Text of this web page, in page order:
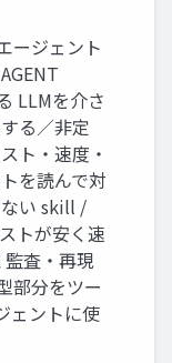
ージェント
LLMを介さ
る／非定
ト・速度・
を読んで対
い skill /
トが安く速
査・再現
部分をツー
ェントに使